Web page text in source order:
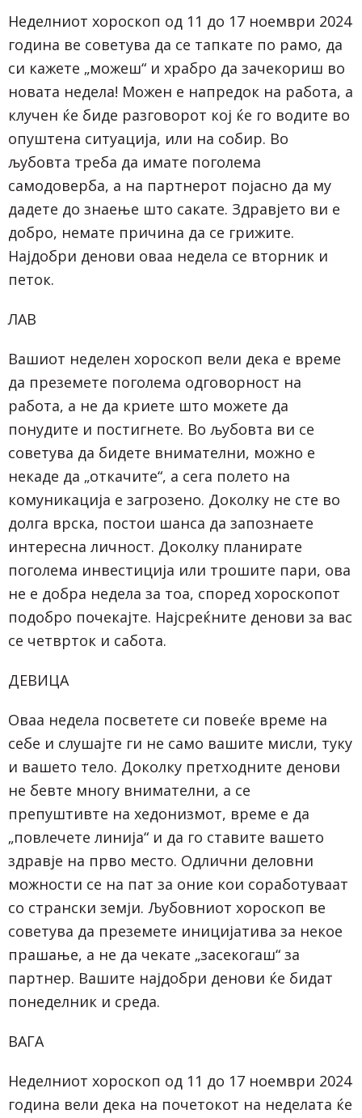
Неделниот хороскоп од 11 до 17 ноември 2024
година ве советува да се тапкате по рамо, да
си кажете „можеш“ и храбро да зачекориш во
новата недела! Можен е напредок на работа, а
клучен ќе биде разговорот кој ќе го водите во
опуштена ситуација, или на собир. Во
љубовта треба да имате поголема
самодоверба, а на партнерот појасно да му
дадете до знаење што сакате. Здравјето ви е
добро, немате причина да се грижите.
Најдобри денови оваа недела се вторник и
петок.
ЛАВ
Вашиот неделен хороскоп вели дека е време
да преземете поголема одговорност на
работа, а не да криете што можете да
понудите и постигнете. Во љубовта ви се
советува да бидете внимателни, можно е
некаде да „откачите“, а сега полето на
комуникација е загрозено. Доколку не сте во
долга врска, постои шанса да запознаете
интересна личност. Доколку планирате
поголема инвестиција или трошите пари, ова
не е добра недела за тоа, според хороскопот
подобро почекајте. Најсреќните денови за вас
се четврток и сабота.
ДЕВИЦА
Оваа недела посветете си повеќе време на
себе и слушајте ги не само вашите мисли, туку
и вашето тело. Доколку претходните денови
не бевте многу внимателни, а се
препуштивте на хедонизмот, време е да
„повлечете линија“ и да го ставите вашето
здравје на прво место. Одлични деловни
можности се на пат за оние кои соработуваат
со странски земји. Љубовниот хороскоп ве
советува да преземете иницијатива за некое
прашање, а не да чекате „засекогаш“ за
партнер. Вашите најдобри денови ќе бидат
понеделник и среда.
ВАГА
Неделниот хороскоп од 11 до 17 ноември 2024
година вели дека на почетокот на неделата ќе